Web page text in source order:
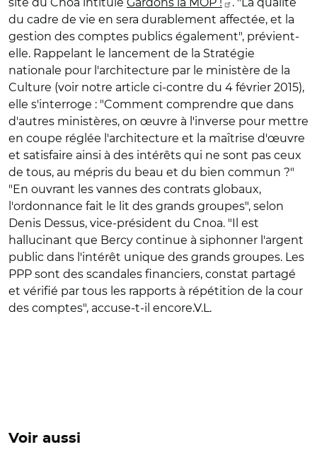
du cadre de vie en sera durablement affectée, et la
gestion des comptes publics également", prévient-
elle. Rappelant le lancement de la Stratégie
nationale pour l'architecture par le ministère de la
Culture (voir notre article ci-contre du 4 février 2015),
elle s'interroge : "Comment comprendre que dans
d'autres ministères, on œuvre à l'inverse pour mettre
en coupe réglée l'architecture et la maîtrise d'œuvre
et satisfaire ainsi à des intérêts qui ne sont pas ceux
de tous, au mépris du beau et du bien commun ?"
"En ouvrant les vannes des contrats globaux,
l'ordonnance fait le lit des grands groupes", selon
Denis Dessus, vice-président du Cnoa. "Il est
hallucinant que Bercy continue à siphonner l'argent
public dans l'intérêt unique des grands groupes. Les
PPP sont des scandales financiers, constat partagé
et vérifié par tous les rapports à répétition de la cour
des comptes", accuse-t-il encore.V.L.
Voir aussi